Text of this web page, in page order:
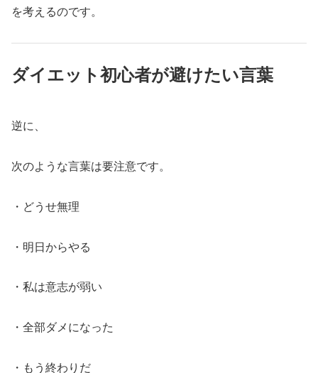
を考えるのです。
ダイエット初心者が避けたい言葉
逆に、
次のような言葉は要注意です。
・どうせ無理
・明日からやる
・私は意志が弱い
・全部ダメになった
・もう終わりだ